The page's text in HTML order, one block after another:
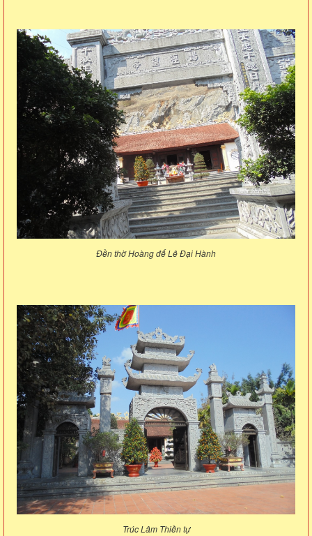
Đền thờ Hoàng đế Lê Đại Hành
Trúc Lâm Thiền tự